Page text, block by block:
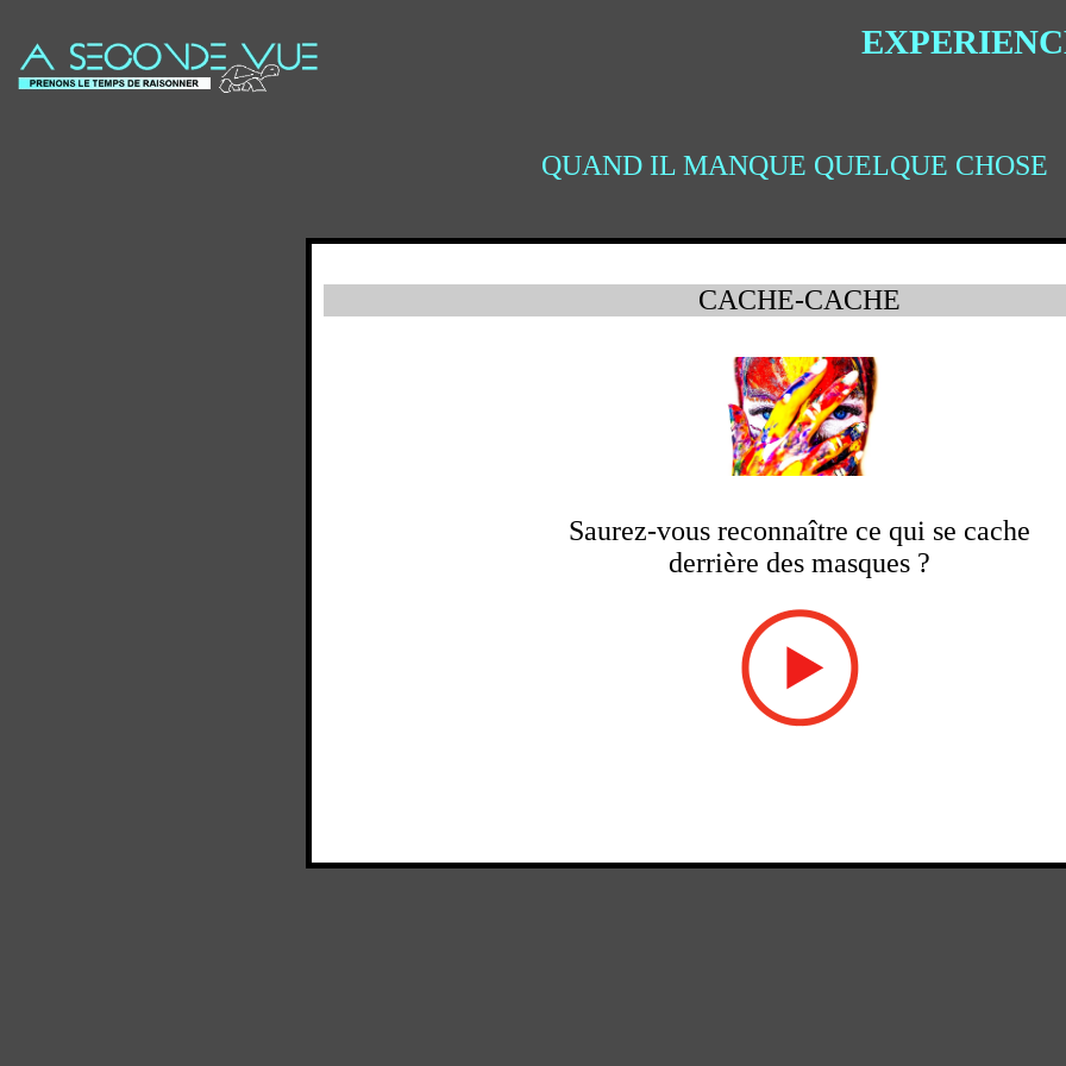
QUAND IL MANQUE QUELQUE CHOSE
CACHE-CACHE
Saurez-vous reconnaître ce qui se cache
derrière des masques ?